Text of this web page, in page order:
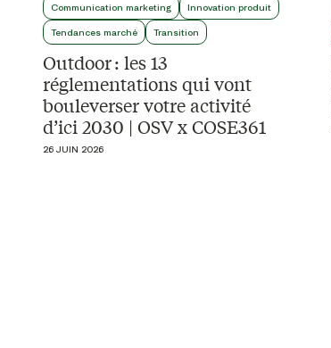
Communication marketing Innovation produit
Tendances marché Transition
Outdoor : les 13
réglementations qui vont
bouleverser votre activité
d’ici 2030 | OSV x COSE361
26 JUIN 2026